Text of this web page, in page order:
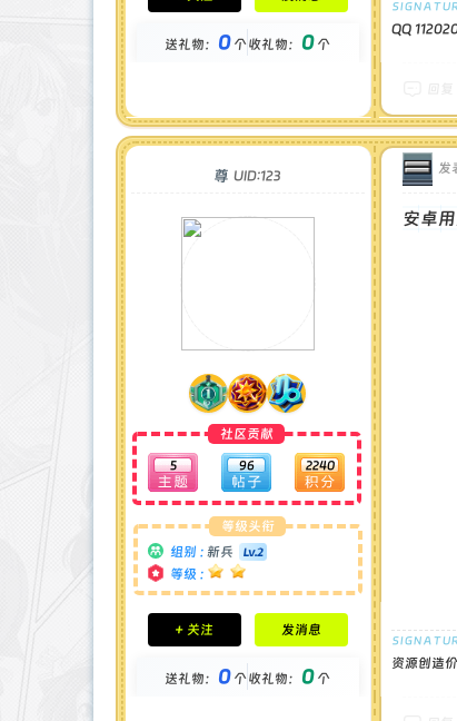
钻石 : 0 颗
金币 : 0 枚
送礼物： 0个收礼物： 0个
QQ
尊 UID:123
社区贡献
5 96 2240
等级头衔
组别 : 新兵
等级 :
积分成就
钻石 : 0 颗
金币 : 0 枚
+ 关注 发消息
送礼物： 0个收礼物： 0个
发
安卓
资源创造